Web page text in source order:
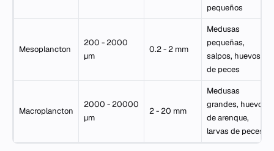
pequeños
Mesoplancton
200 - 2000
µm
0.2 - 2 mm
Medusas
pequeñas,
salpos, huevos
de peces
Macroplancton
2000 - 20000
µm
2 - 20 mm
Medusas
grandes, huevos
de arenque,
larvas de peces